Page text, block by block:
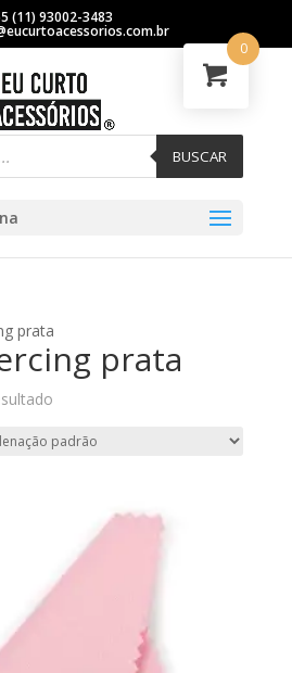
(11) 93002-3483
BUSCAR
prata
prata
0